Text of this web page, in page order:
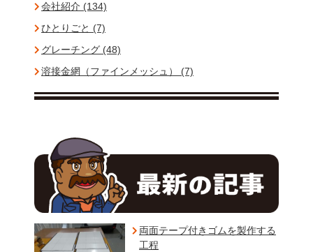
会社紹介 (134)
ひとりごと (7)
グレーチング (48)
溶接金網（ファインメッシュ） (7)
両面テープ付きゴムを製作する
工程